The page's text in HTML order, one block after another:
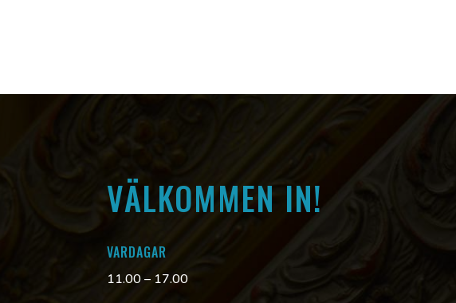
VÄLKOMMEN IN!
VARDAGAR
11.00 – 17.00